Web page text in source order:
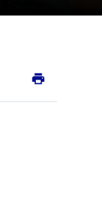
print